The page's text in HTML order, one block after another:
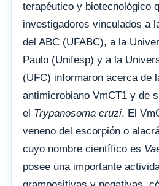
terapéutico y biotecnológico
investigadores vinculados a
del ABC (UFABC), a la
Paulo (Unifesp) y a la
(UFC) informaron acerca de
antimicrobiano VmCT1 y de
el Trypanosoma cruzi. El
veneno del escorpión o
cuyo nombre científico es
posee una importante